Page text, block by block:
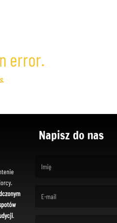
error.
.
Napisz do nas